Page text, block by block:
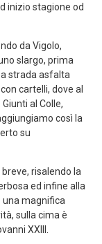
inizio stagione od
da Vigolo,
slargo, prima
strada asfalta
cartelli, dove al
al Colle,
così la
su
breve, risalendo la
ed infine alla
una magnifica
sulla cima è
XXIII.